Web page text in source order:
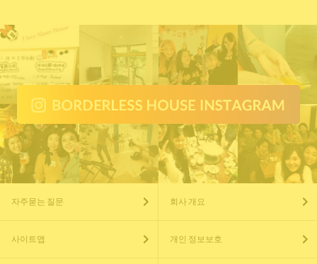
자주묻는 질문 회사 개요
사이트맵 개인 정보보호